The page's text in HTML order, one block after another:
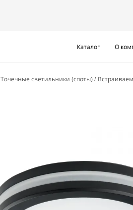
Каталог О
Точечные светильники (споты)